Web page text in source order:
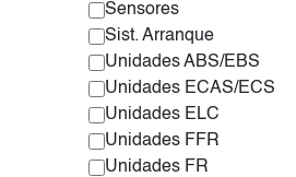
Sensores
Sist. Arranque
Unidades ABS/EBS
Unidades ECAS/ECS
Unidades ELC
Unidades FFR
Unidades FR